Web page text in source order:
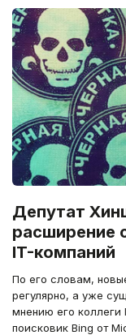
Депутат
расширение
IT-компаний
По его словам,
регулярно, а уже существующие —
мнению его
поисковик Bing от